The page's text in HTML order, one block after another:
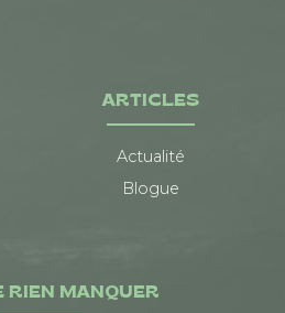
ARTICLES
Actualité
Blogue
RIEN MANQUER